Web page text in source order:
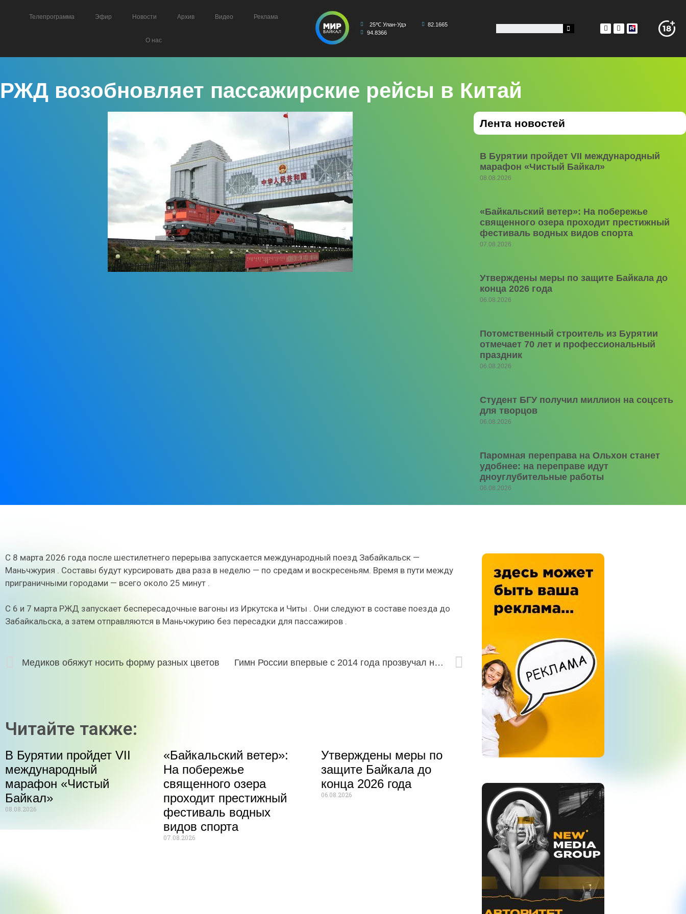
Телепрограмма Эфир Новости Архив Видео Реклама
О нас
25℃ Улан-Удэ
82.1665
94.8366
РЖД возобновляет пассажирские рейсы в Китай
Лента новостей
В Бурятии пройдет VII международный
марафон «Чистый Байкал»
08.08.2026
«Байкальский ветер»: На побережье
священного озера проходит престижный
фестиваль водных видов спорта
07.08.2026
Утверждены меры по защите Байкала до
конца 2026 года
06.08.2026
Потомственный строитель из Бурятии
отмечает 70 лет и профессиональный
праздник
06.08.2026
Студент БГУ получил миллион на соцсеть
для творцов
06.08.2026
Паромная переправа на Ольхон станет
удобнее: на переправе идут
дноуглубительные работы
06.08.2026
С 8 марта 2026 года после шестилетнего перерыва запускается международный поезд Забайкальск —
Маньчжурия . Составы будут курсировать два раза в неделю — по средам и воскресеньям. Время в пути между
приграничными городами — всего около 25 минут .
С 6 и 7 марта РЖД запускает беспересадочные вагоны из Иркутска и Читы . Они следуют в составе поезда до
Забайкальска, а затем отправляются в Маньчжурию без пересадки для пассажиров .
Медиков обяжут носить форму разных цветов Гимн России впервые с 2014 года прозвучал на Паралимпиаде
Читайте также:
В Бурятии пройдет VII
международный
марафон «Чистый
Байкал»
08.08.2026
«Байкальский ветер»:
На побережье
священного озера
проходит престижный
фестиваль водных
видов спорта
07.08.2026
Утверждены меры по
защите Байкала до
конца 2026 года
06.08.2026